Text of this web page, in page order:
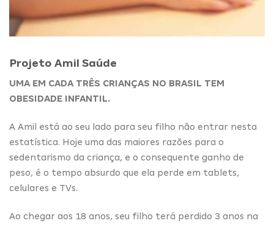
Projeto Amil Saúde
UMA EM CADA TRÊS CRIANÇAS NO BRASIL TEM
OBESIDADE INFANTIL.
A Amil está ao seu lado para seu filho não entrar nesta
estatística. Hoje uma das maiores razões para o
sedentarismo da criança, e o consequente ganho de
peso, é o tempo absurdo que ela perde em tablets,
celulares e TVs.
Ao chegar aos 18 anos, seu filho terá perdido 3 anos na